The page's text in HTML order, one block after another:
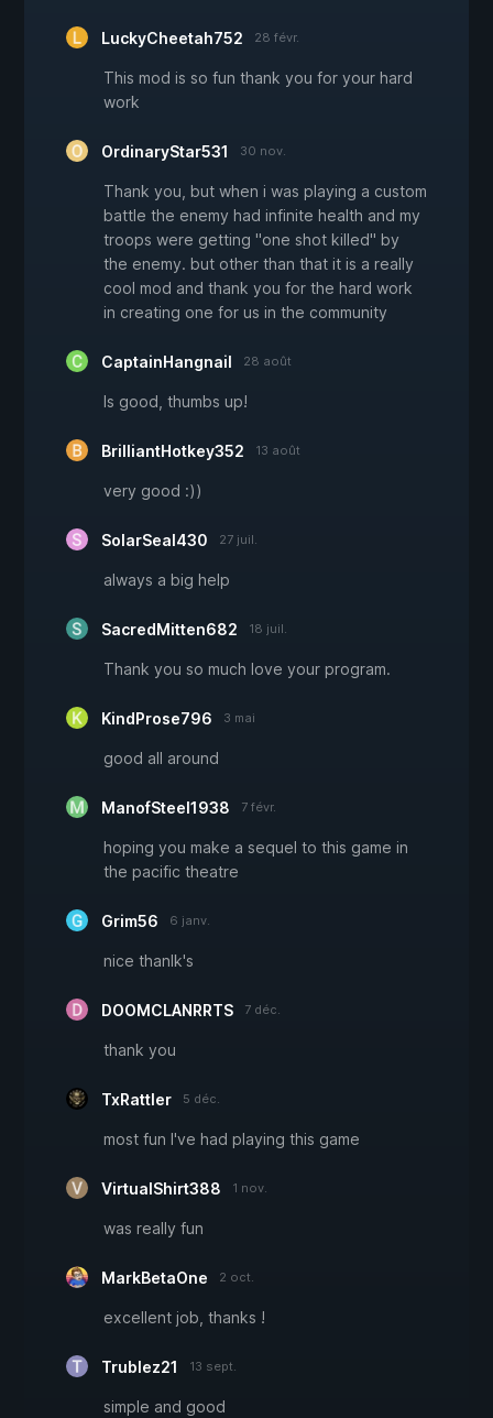
LuckyCheetah752 28 févr.
This mod is so fun thank you for your hard
work
OrdinaryStar531 30 nov.
Thank you, but when i was playing a custom
battle the enemy had infinite health and my
troops were getting "one shot killed" by
the enemy. but other than that it is a really
cool mod and thank you for the hard work
in creating one for us in the community
CaptainHangnail 28 août
Is good, thumbs up!
BrilliantHotkey352 13 août
very good :))
SolarSeal430 27 juil.
always a big help
SacredMitten682 18 juil.
Thank you so much love your program.
KindProse796 3 mai
good all around
ManofSteel1938 7 févr.
hoping you make a sequel to this game in
the pacific theatre
Grim56 6 janv.
nice thanlk's
DOOMCLANRRTS 7 déc.
thank you
TxRattler 5 déc.
most fun I've had playing this game
VirtualShirt388 1 nov.
was really fun
MarkBetaOne 2 oct.
excellent job, thanks !
Trublez21 13 sept.
simple and good